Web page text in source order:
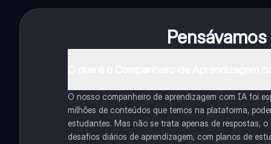
O nosso companheiro de aprendizagem com IA foi
milhões de conteúdos que temos na plataforma,
estudantes. Mas não se trata apenas de respostas,
desafios diários de aprendizagem, com planos de